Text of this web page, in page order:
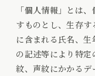
「個人情報」とは
すものとし、生存
に含まれる氏名、
の記述等により特
紋、声紋にかかる